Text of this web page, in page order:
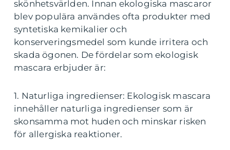
skönhetsvärlden. Innan ekologiska mascaror
blev populära användes ofta produkter med
syntetiska kemikalier och
konserveringsmedel som kunde irritera och
skada ögonen. De fördelar som ekologisk
mascara erbjuder är:
1. Naturliga ingredienser: Ekologisk mascara
innehåller naturliga ingredienser som är
skonsamma mot huden och minskar risken
för allergiska reaktioner.